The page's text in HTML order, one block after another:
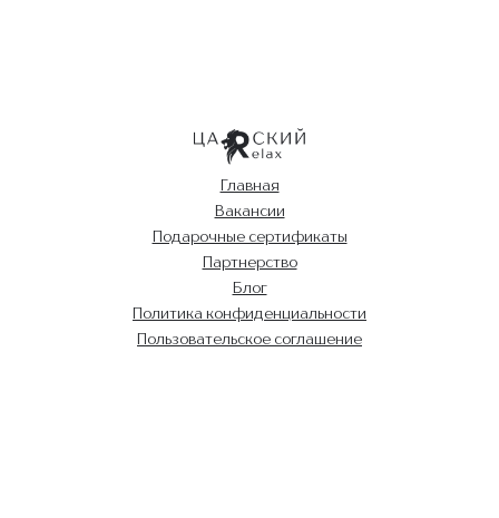
Главная
Вакансии
Подарочные сертификаты
Партнерство
Блог
Политика конфиденциальности
Пользовательское соглашение